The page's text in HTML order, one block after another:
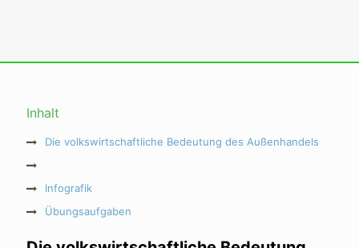
Inhalt
Die volkswirtschaftliche Bedeutung des Außenhandels
Infografik
Übungsaufgaben